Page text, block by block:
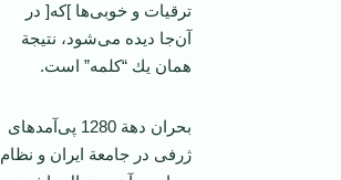
‌ترقیات‌ و خوبی‌ها ]كه‌[ در
آن‌جا دیده‌ می‌شود، نتیجة‌
همان‌ یك‌ “كلمه‌” است‌.
بحران‌ دهة‌ 1280 پی‌آمدهای‌
ژرفی‌ در جامعة‌ ایران‌ و نظام‌